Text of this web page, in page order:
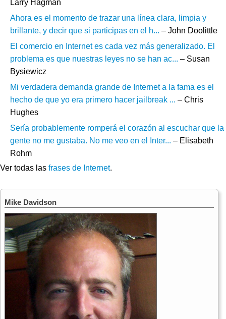
Larry Hagman
Ahora es el momento de trazar una línea clara, limpia y
brillante, y decir que si participas en el h... – John Doolittle
El comercio en Internet es cada vez más generalizado. El
problema es que nuestras leyes no se han ac... – Susan
Bysiewicz
Mi verdadera demanda grande de Internet a la fama es el
hecho de que yo era primero hacer jailbreak ... – Chris
Hughes
Sería probablemente romperá el corazón al escuchar que la
gente no me gustaba. No me veo en el Inter... – Elisabeth
Rohm
Ver todas las frases de Internet.
Mike Davidson